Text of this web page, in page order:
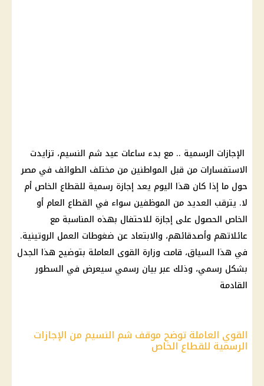
الإجازات الرسمية .. مع بدء ساعات عيد شم النسيم، تزايدت
الاستفسارات من قبل المواطنين من مختلف الطوائف في مصر
حول ما إذا كان هذا اليوم يعد إجازة رسمية للقطاع الخاص أم
لا. يترقب العديد من الموظفين سواء في القطاع العام أو
الخاص الحصول على إجازة للاحتفال بهذه المناسبة مع
عائلاتهم وأصدقائهم، والابتعاد عن ضغوطات العمل الروتينية.
في هذا السياق، قامت وزارة القوى العاملة بتوضيح هذا الجدل
بشكل رسمي، وذلك عبر بيان رسمي سيعرض في السطور
القادمة
القوي العاملة توضح موقف شم النسيم من الإجازات
الرسمية للقطاع الخاص